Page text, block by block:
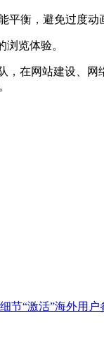
衡，避免过度动
览体验。
在网站建设、网
节“激活”海外用户